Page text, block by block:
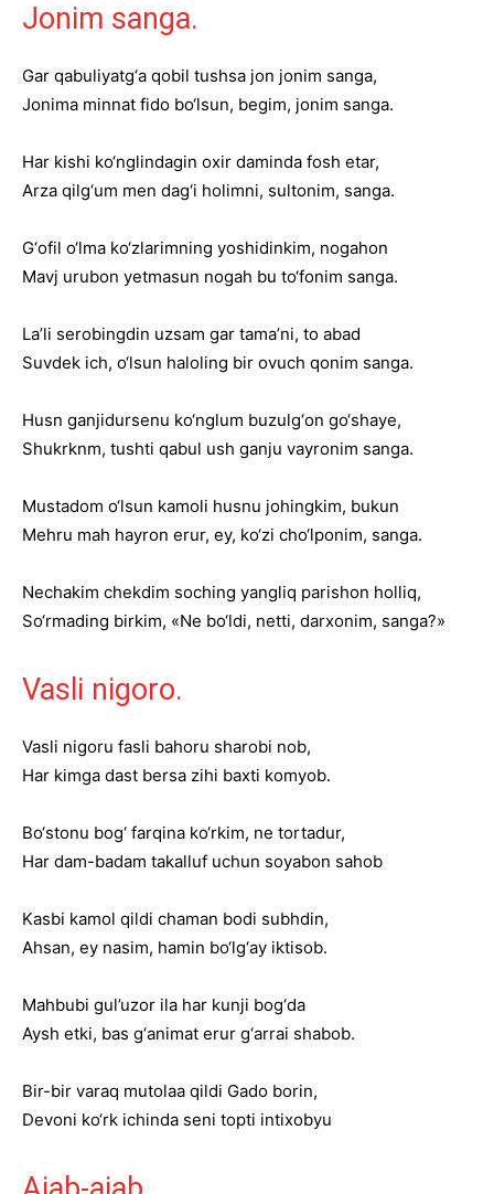
Jonim sanga.
Gar qabuliyatg‘a qobil tushsa jon jonim sanga,
Jonima minnat fido bo‘lsun, begim, jonim sanga.
Har kishi ko‘nglindagin oxir daminda fosh etar,
Arza qilg‘um men dag‘i holimni, sultonim, sanga.
G‘ofil o‘lma ko‘zlarimning yoshidinkim, nogahon
Mavj urubon yetmasun nogah bu to‘fonim sanga.
La’li serobingdin uzsam gar tama’ni, to abad
Suvdek ich, o‘lsun haloling bir ovuch qonim sanga.
Husn ganjidursenu ko‘nglum buzulg‘on go‘shaye,
Shukrknm, tushti qabul ush ganju vayronim sanga.
Mustadom o‘lsun kamoli husnu johingkim, bukun
Mehru mah hayron erur, ey, ko‘zi cho‘lponim, sanga.
Nechakim chekdim soching yangliq parishon holliq,
So‘rmading birkim, «Ne bo‘ldi, netti, darxonim, sanga?»
Vasli nigoro.
Vasli nigoru fasli bahoru sharobi nob,
Har kimga dast bersa zihi baxti komyob.
Bo‘stonu bog‘ farqina ko‘rkim, ne tortadur,
Har dam-badam takalluf uchun soyabon sahob
Kasbi kamol qildi chaman bodi subhdin,
Ahsan, ey nasim, hamin bo‘lg‘ay iktisob.
Mahbubi gul’uzor ila har kunji bog‘da
Aysh etki, bas g‘animat erur g‘arrai shabob.
Bir-bir varaq mutolaa qildi Gado borin,
Devoni ko‘rk ichinda seni topti intixobyu